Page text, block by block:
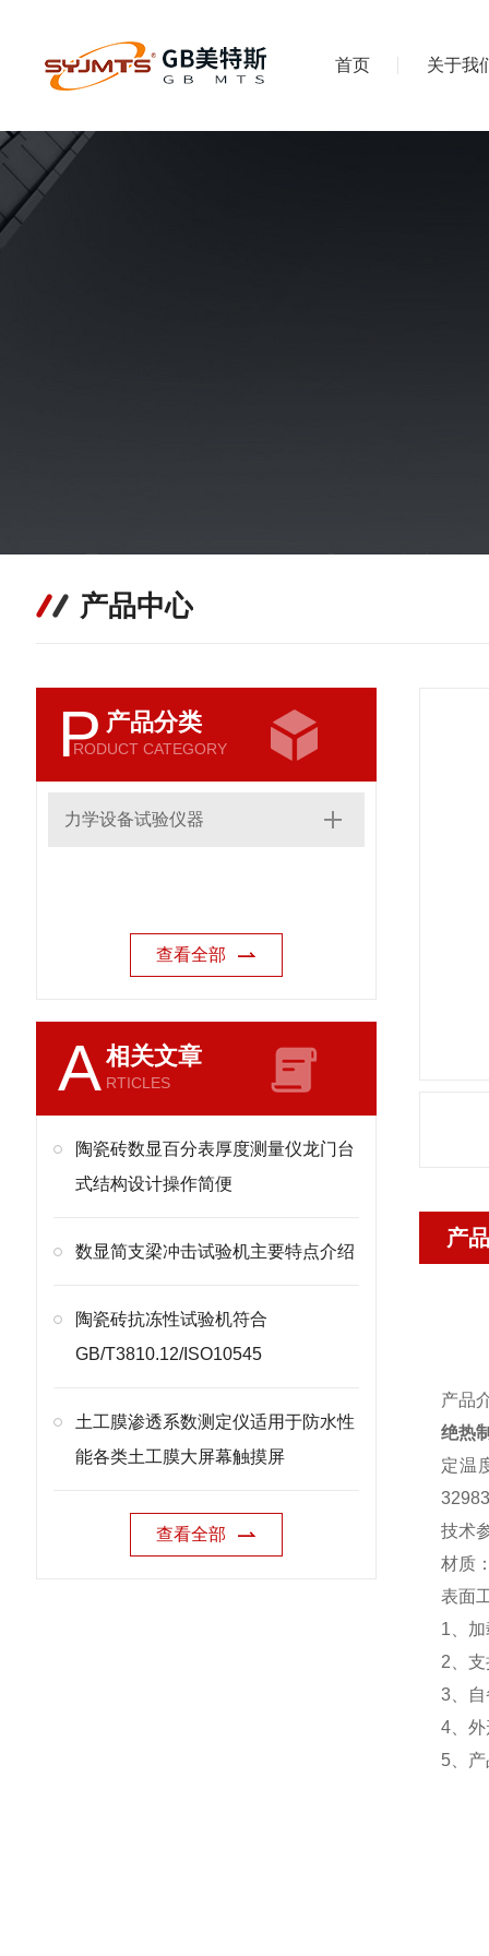
首页 关于我
产品中心
P 产品分类
RODUCT CATEGORY
力学设备试验仪器
查看全部
A相关文章
RTICLES
陶瓷砖数显百分表厚度测量仪龙门台
式结构设计操作简便
​数显简支梁冲击试验机主要特点介绍
陶瓷砖抗冻性试验机符合
GB/T3810.12/ISO10545
土工膜渗透系数测定仪适用于防水性
能各类土工膜大屏幕触摸屏
查看全部
产
产品
绝热
定温
32983
技术
材质
表面
1 、
2 、
3 、
4 、
5 、